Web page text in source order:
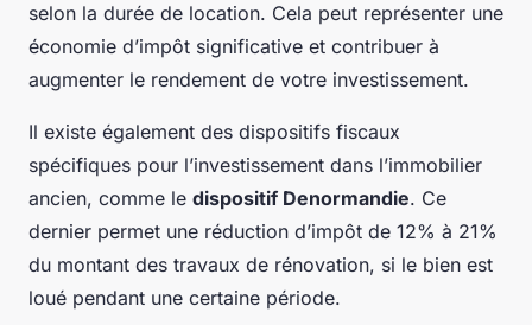
selon la durée de location. Cela peut représenter une
économie d’impôt significative et contribuer à
augmenter le rendement de votre investissement.
Il existe également des dispositifs fiscaux
spécifiques pour l’investissement dans l’immobilier
ancien, comme le dispositif Denormandie. Ce
dernier permet une réduction d’impôt de 12% à 21%
du montant des travaux de rénovation, si le bien est
loué pendant une certaine période.